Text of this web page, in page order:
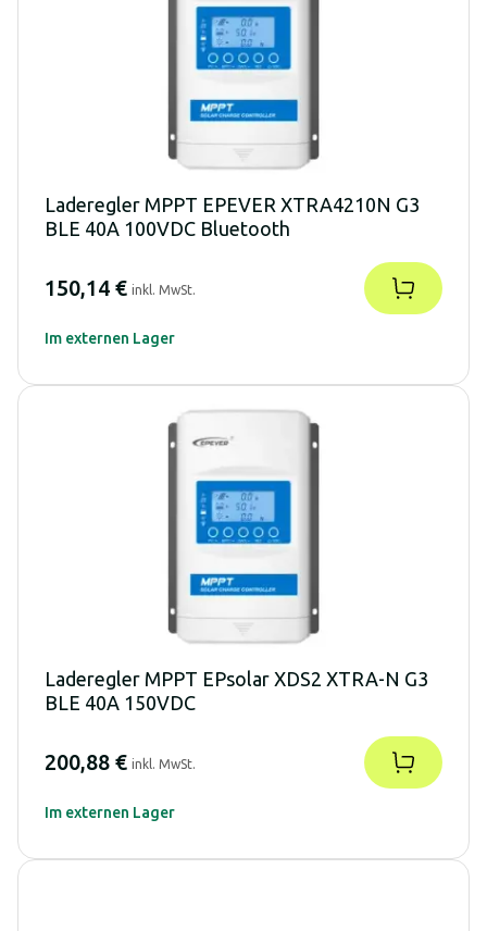
Laderegler MPPT EPEVER XTRA4210N G3
BLE 40A 100VDC Bluetooth
150,14 € inkl. MwSt.
Im externen Lager
Laderegler MPPT EPsolar XDS2 XTRA-N G3
BLE 40A 150VDC
200,88 € inkl. MwSt.
Im externen Lager